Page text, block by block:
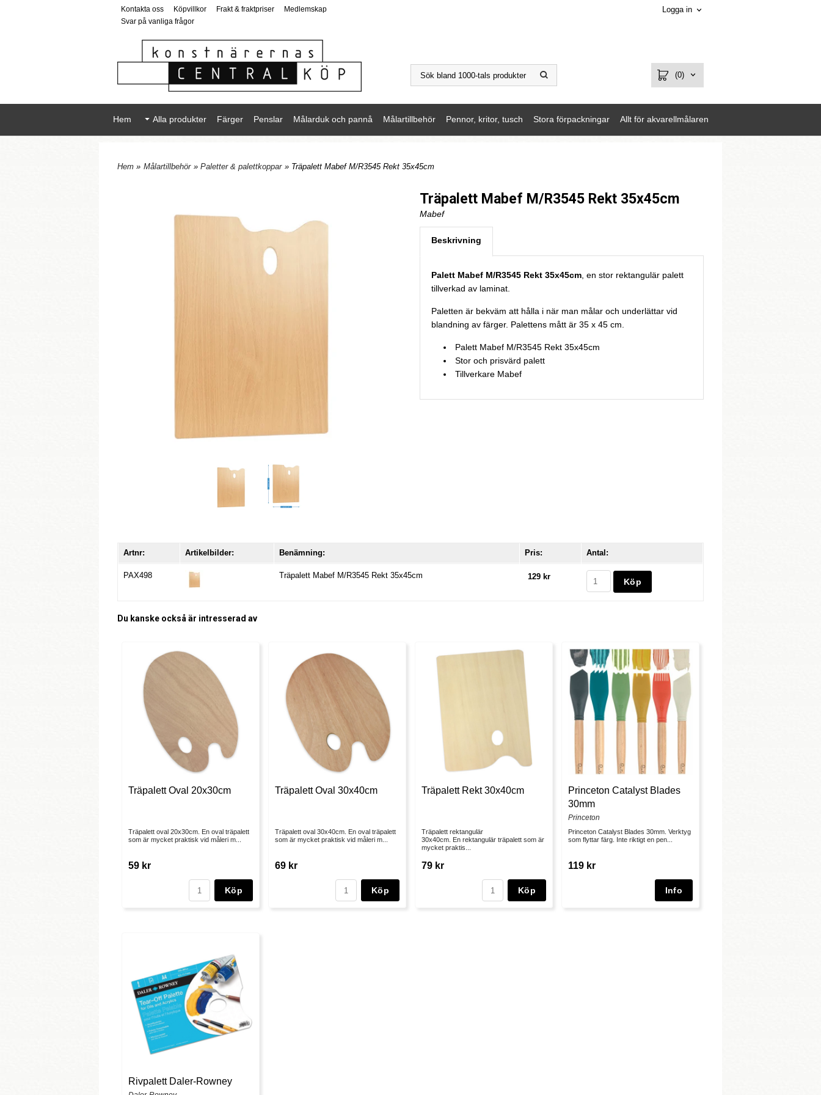
Kontakta oss Köpvillkor Frakt & fraktpriser
Medlemskap
Svar på vanliga frågor
Logga in
(0)
Hem Alla produkter Färger Penslar Målarduk och pannå Målartillbehör Pennor, kritor, tusch Stora förpackningar Allt för akvarellmålaren
Hem » Målartillbehör » Paletter & palettkoppar » Träpalett Mabef M/R3545 Rekt 35x45cm
Träpalett Mabef M/R3545 Rekt 35x45cm
Mabef
Beskrivning
Palett Mabef M/R3545 Rekt 35x45cm, en stor rektangulär palett
tillverkad av laminat.
Paletten är bekväm att hålla i när man målar och underlättar vid
blandning av färger. Palettens mått är 35 x 45 cm.
Palett Mabef M/R3545 Rekt 35x45cm
Stor och prisvärd palett
Tillverkare Mabef
Artnr: Artikelbilder: Benämning: Pris: Antal:
PAX498 Träpalett Mabef M/R3545 Rekt 35x45cm 129 kr
Du kanske också är intresserad av
Träpalett Oval 20x30cm
Träpalett oval 20x30cm. En oval träpalett
som är mycket praktisk vid måleri m...
59 kr
Köp
Träpalett Oval 30x40cm
Träpalett oval 30x40cm. En oval träpalett
som är mycket praktisk vid måleri m...
69 kr
Köp
Träpalett Rekt 30x40cm
Träpalett rektangulär
30x40cm. En rektangulär träpalett som är
mycket praktis...
79 kr
Köp
Princeton Catalyst Blades
30mm
Princeton
Princeton Catalyst Blades 30mm. Verktyg
som flyttar färg. Inte riktigt en pen...
119 kr
Rivpalett Daler-Rowney